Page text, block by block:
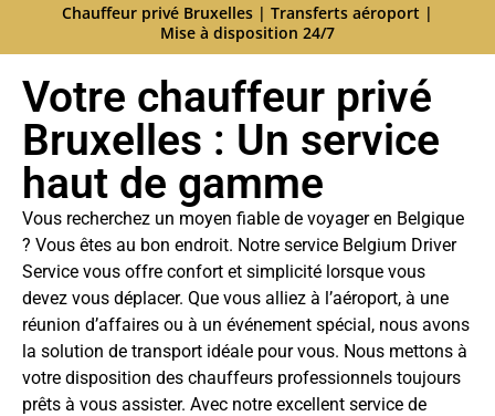
Chauffeur privé Bruxelles | Transferts aéroport |
Mise à disposition 24/7
Votre chauffeur privé
Bruxelles : Un service
haut de gamme
Vous recherchez un moyen fiable de voyager en Belgique
? Vous êtes au bon endroit. Notre service Belgium Driver
Service vous offre confort et simplicité lorsque vous
devez vous déplacer. Que vous alliez à l’aéroport, à une
réunion d’affaires ou à un événement spécial, nous avons
la solution de transport idéale pour vous. Nous mettons à
votre disposition des chauffeurs professionnels toujours
prêts à vous assister. Avec notre excellent service de